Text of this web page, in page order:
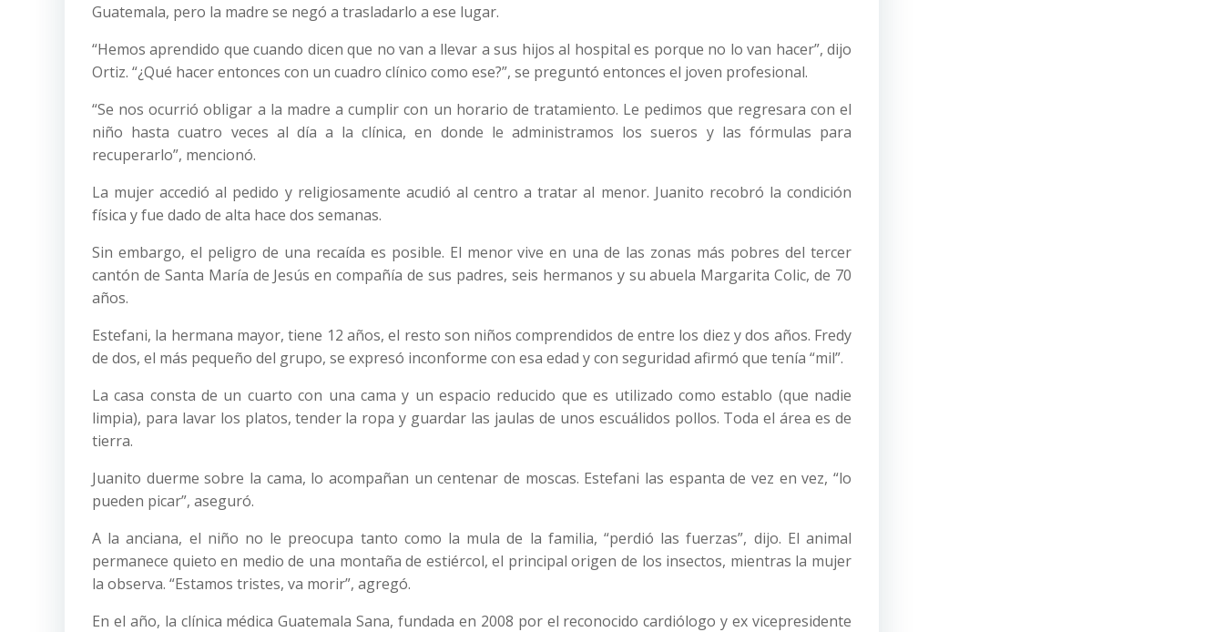
Guatemala, pero la madre se negó a trasladarlo a ese lugar.
“Hemos aprendido que cuando dicen que no van a llevar a sus hijos al hospital es porque no lo van hacer”, dijo
Ortiz. “¿Qué hacer entonces con un cuadro clínico como ese?”, se preguntó entonces el joven profesional.
“Se nos ocurrió obligar a la madre a cumplir con un horario de tratamiento. Le pedimos que regresara con el
niño hasta cuatro veces al día a la clínica, en donde le administramos los sueros y las fórmulas para
recuperarlo”, mencionó.
La mujer accedió al pedido y religiosamente acudió al centro a tratar al menor. Juanito recobró la condición
física y fue dado de alta hace dos semanas.
Sin embargo, el peligro de una recaída es posible. El menor vive en una de las zonas más pobres del tercer
cantón de Santa María de Jesús en compañía de sus padres, seis hermanos y su abuela Margarita Colic, de 70
años.
Estefani, la hermana mayor, tiene 12 años, el resto son niños comprendidos de entre los diez y dos años. Fredy
de dos, el más pequeño del grupo, se expresó inconforme con esa edad y con seguridad afirmó que tenía “mil”.
La casa consta de un cuarto con una cama y un espacio reducido que es utilizado como establo (que nadie
limpia), para lavar los platos, tender la ropa y guardar las jaulas de unos escuálidos pollos. Toda el área es de
tierra.
Juanito duerme sobre la cama, lo acompañan un centenar de moscas. Estefani las espanta de vez en vez, “lo
pueden picar”, aseguró.
A la anciana, el niño no le preocupa tanto como la mula de la familia, “perdió las fuerzas”, dijo. El animal
permanece quieto en medio de una montaña de estiércol, el principal origen de los insectos, mientras la mujer
la observa. “Estamos tristes, va morir”, agregó.
En el año, la clínica médica Guatemala Sana, fundada en 2008 por el reconocido cardiólogo y ex vicepresidente